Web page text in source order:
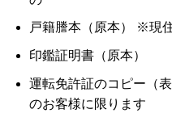
戸籍謄本（原本） ※現
印鑑証明書（原本）
運転免許証のコピー（
のお客様に限ります